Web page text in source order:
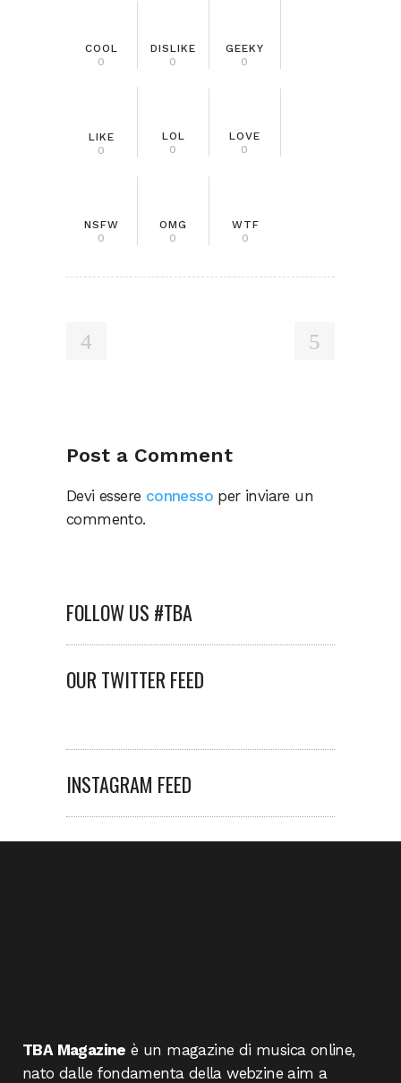
COOL
0
DISLIKE
0
GEEKY
0
LIKE
0
LOL
0
LOVE
0
NSFW
0
OMG
0
WTF
0
Post a Comment
Devi essere connesso per inviare un
commento.
FOLLOW US #TBA
OUR TWITTER FEED
INSTAGRAM FEED
TBA Magazine è un magazine di musica online,
nato dalle fondamenta della webzine aim a